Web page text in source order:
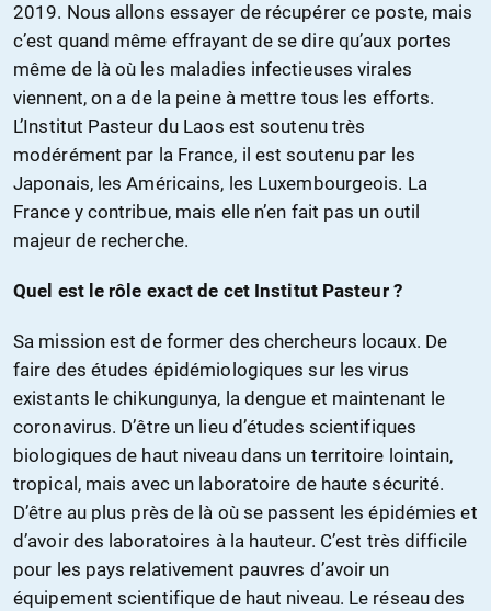
2019. Nous allons essayer de récupérer ce poste, mais
c’est quand même effrayant de se dire qu’aux portes
même de là où les maladies infectieuses virales
viennent, on a de la peine à mettre tous les efforts.
L’Institut Pasteur du Laos est soutenu très
modérément par la France, il est soutenu par les
Japonais, les Américains, les Luxembourgeois. La
France y contribue, mais elle n’en fait pas un outil
majeur de recherche.
Quel est le rôle exact de cet Institut Pasteur ?
Sa mission est de former des chercheurs locaux. De
faire des études épidémiologiques sur les virus
existants le chikungunya, la dengue et maintenant le
coronavirus. D’être un lieu d’études scientifiques
biologiques de haut niveau dans un territoire lointain,
tropical, mais avec un laboratoire de haute sécurité.
D’être au plus près de là où se passent les épidémies et
d’avoir des laboratoires à la hauteur. C’est très difficile
pour les pays relativement pauvres d’avoir un
équipement scientifique de haut niveau. Le réseau des